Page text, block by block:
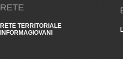
RETE
RETE TERRITORIALE
INFORMAGIOVANI